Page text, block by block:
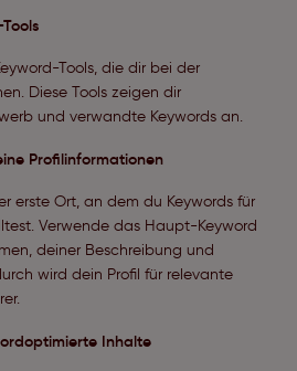
Tools, die dir bei der
Diese Tools zeigen dir
und verwandte Keywords an.
Profilinformationen
erste Ort, an dem du Keywords für
Verwende das Haupt-Keyword
deiner Beschreibung und
wird dein Profil für relevante
Inhalte